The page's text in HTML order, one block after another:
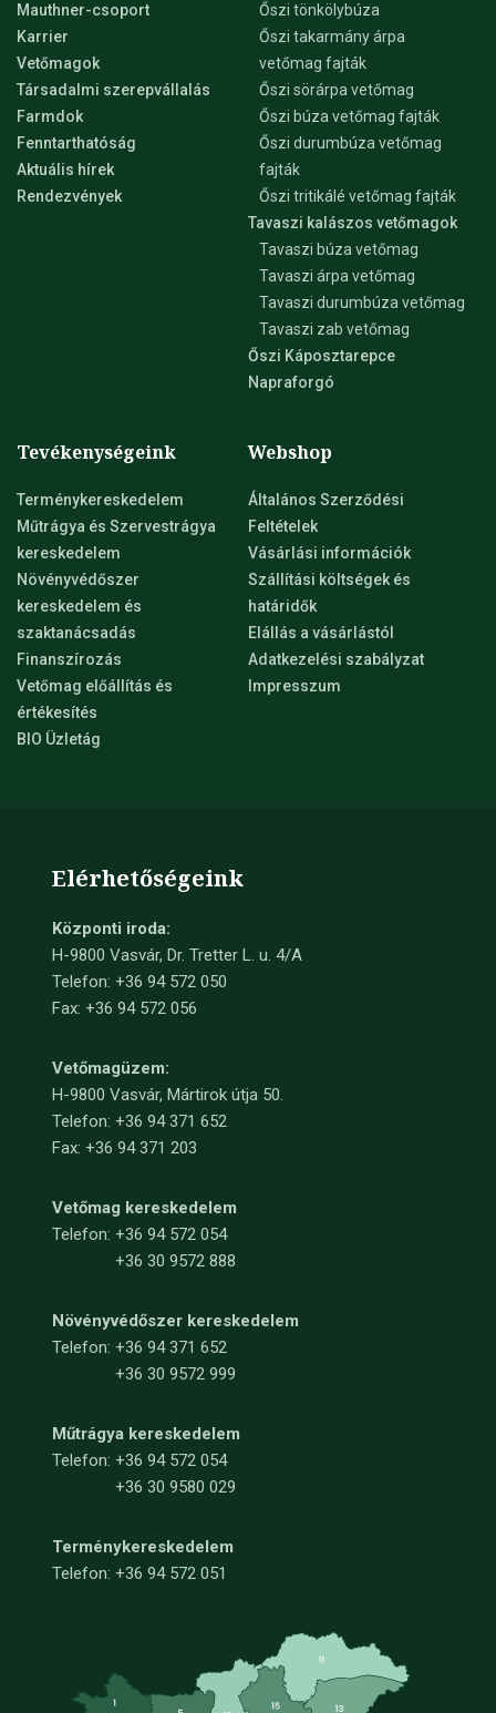
Mauthner-csoport
Karrier
Vetőmagok
Társadalmi szerepvállalás
Farmdok
Fenntarthatóság
Aktuális hírek
Rendezvények
Őszi tönkölybúza
Őszi takarmány árpa
vetőmag fajták
Őszi sörárpa vetőmag
Őszi búza vetőmag fajták
Őszi durumbúza vetőmag
fajták
Őszi tritikálé vetőmag fajták
Tavaszi kalászos vetőmagok
Tavaszi búza vetőmag
Tavaszi árpa vetőmag
Tavaszi durumbúza vetőmag
Tavaszi zab vetőmag
Őszi Káposztarepce
Napraforgó
Tevékenységeink
Terménykereskedelem
Műtrágya és Szervestrágya
kereskedelem
Növényvédőszer
kereskedelem és
szaktanácsadás
Finanszírozás
Vetőmag előállítás és
értékesítés
BIO Üzletág
Webshop
Általános Szerződési
Feltételek
Vásárlási információk
Szállítási költségek és
határidők
Elállás a vásárlástól
Adatkezelési szabályzat
Impresszum
Elérhetőségeink
Központi iroda:
H-9800 Vasvár, Dr. Tretter L. u. 4/A
Telefon: +36 94 572 050
Fax: +36 94 572 056
Vetőmagüzem:
H-9800 Vasvár, Mártirok útja 50.
Telefon: +36 94 371 652
Fax: +36 94 371 203
Vetőmag kereskedelem
Telefon: +36 94 572 054
+36 30 9572 888
Növényvédőszer kereskedelem
Telefon: +36 94 371 652
+36 30 9572 999
Műtrágya kereskedelem
Telefon: +36 94 572 054
+36 30 9580 029
Terménykereskedelem
Telefon: +36 94 572 051